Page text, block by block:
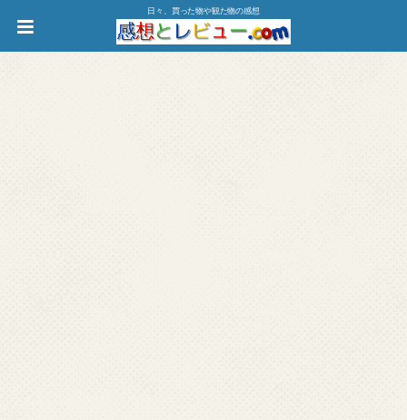
日々、買った物や観た物の感想